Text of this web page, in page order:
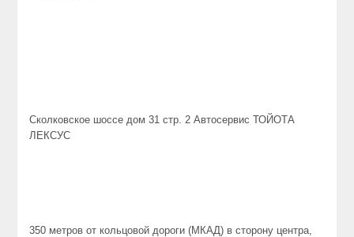
Сколковское шоссе дом 31 стр. 2 Автосервис ТОЙОТА
ЛЕКСУС
350 метров от кольцовой дороги (МКАД) в сторону центра,